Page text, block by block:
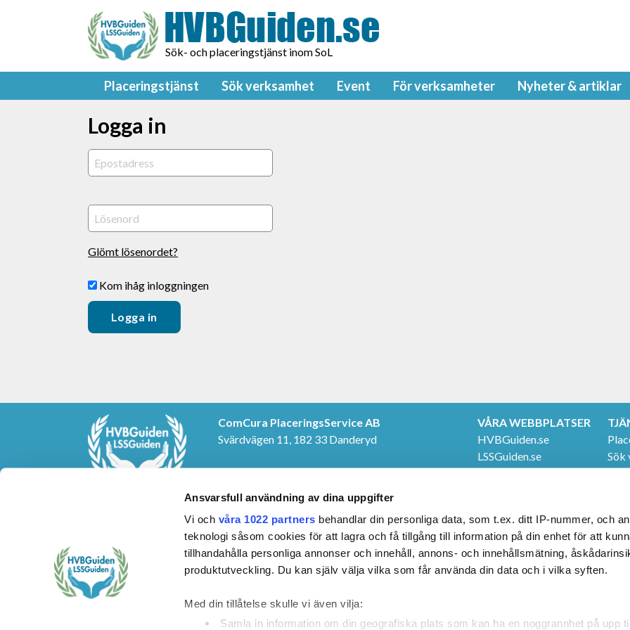
Ansvarsfull användning av dina uppgifter
Vi och våra 1022 partners behandlar din personliga data, som t.ex. ditt IP-nummer, och
teknologi såsom cookies för att lagra och få tillgång till information på din enhet för att
tillhandahålla personliga annonser och innehåll, annons- och innehållsmätning,
produktutveckling. Du kan själv välja vilka som får använda din data och i vilka syften.
Med din tillåtelse skulle vi även vilja:
Samla in information om din geografiska plats som kan ha en noggrannhet på upp
Sök- och placeringstjänst inom SoL
Placeringstjänst Sök verksamhet Event För verksamheter Nyheter & artiklar
Logga in
Glömt lösenordet?
Kom ihåg inloggningen
ComCura PlaceringsService AB
Svärdvägen 11, 182 33 Danderyd
Telefon: 08-459 24 20
VÅRA WEBBPLATSER
HVBGuiden.se
LSSGuiden.se
Sök